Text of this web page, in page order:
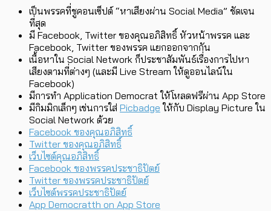
เป็นพรรคที่ชูคอนเซ็ปต์ “หาเสียงผ่าน Social Media” ชัดเจน
ที่สุด
มี Facebook, Twitter ของคุณอภิสิทธิ์ หัวหน้าพรรค และ
Facebook, Twitter ของพรรค แยกออกจากกัน
เนื้อหาใน Social Network ก็ประชาสัมพันธ์เรื่องการไปหา
เสียงตามที่ต่างๆ (และมี Live Stream ให้ดูออนไลน์ใน
Facebook)
มีการทำ Application Democrat ให้โหลดฟรีผ่าน App Store
มีกิมมิกเล็กๆ เช่นการใส่ Picbadge ให้กับ Display Picture ใน
Social Network ด้วย
Facebook ของคุณอภิสิทธิ์
Twitter ของคุณอภิสิทธิ์
เว็บไซต์คุณอภิสิทธิ์
Facebook ของพรรคประชาธิปัตย์
Twitter ของพรรคประชาธิปัตย์
เว็บไซต์พรรคประชาธิปัตย์
App Democratth on App Store